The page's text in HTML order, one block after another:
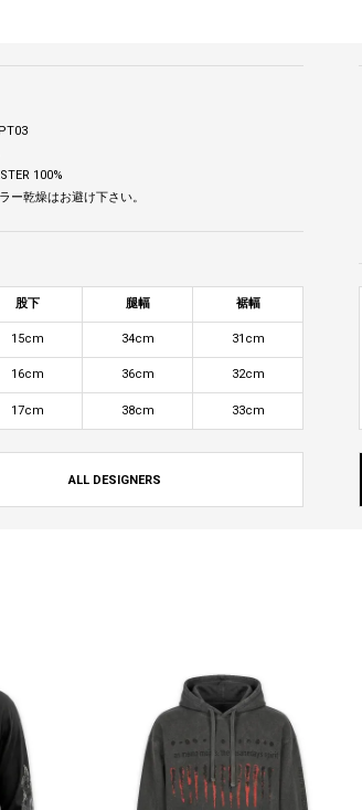
100%
ー乾燥はお避け下さい。
股下 腿幅 裾幅
15cm 34cm 31cm
16cm 36cm 32cm
17cm 38cm 33cm
ALL DESIGNERS